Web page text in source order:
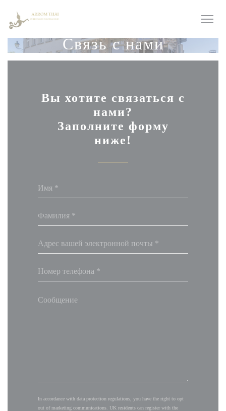
Связь с нами
Вы хотите связаться с
нами?
Заполните форму
ниже!
In accordance with data protection regulations, you have the right to opt
out of marketing communications. UK residents can register with the